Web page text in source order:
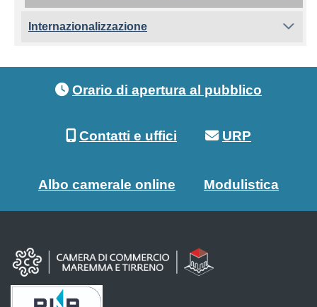
Internazionalizzazione
Orario di apertura al pubblico
Contatti e uffici URP
Albo camerale online Modulistica